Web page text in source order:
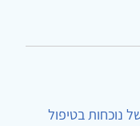
נוכחות בטיפול